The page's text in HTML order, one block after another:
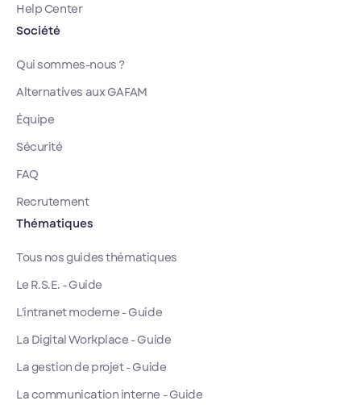
Help Center
Société
Qui sommes-nous ?
Alternatives aux GAFAM
Équipe
Sécurité
FAQ
Recrutement
Thématiques
Tous nos guides thématiques
Le R.S.E. - Guide
L'intranet moderne - Guide
La Digital Workplace - Guide
La gestion de projet - Guide
La communication interne - Guide